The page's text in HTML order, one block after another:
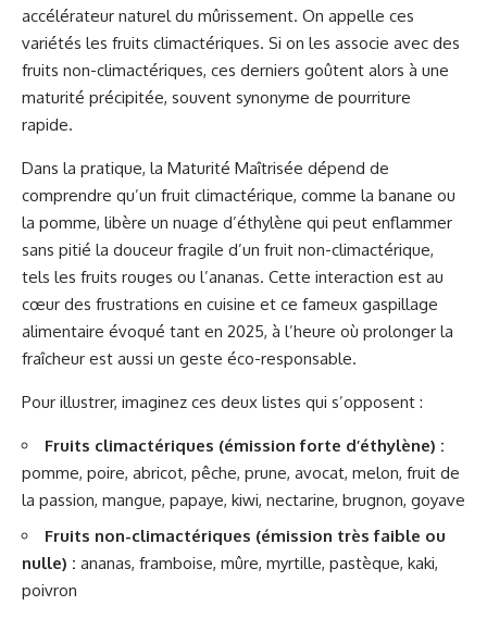
accélérateur naturel du mûrissement. On appelle ces
variétés les fruits climactériques. Si on les associe avec des
fruits non-climactériques, ces derniers goûtent alors à une
maturité précipitée, souvent synonyme de pourriture
rapide.
Dans la pratique, la Maturité Maîtrisée dépend de
comprendre qu’un fruit climactérique, comme la banane ou
la pomme, libère un nuage d’éthylène qui peut enflammer
sans pitié la douceur fragile d’un fruit non-climactérique,
tels les fruits rouges ou l’ananas. Cette interaction est au
cœur des frustrations en cuisine et ce fameux gaspillage
alimentaire évoqué tant en 2025, à l’heure où prolonger la
fraîcheur est aussi un geste éco-responsable.
Pour illustrer, imaginez ces deux listes qui s’opposent :
Fruits climactériques (émission forte d’éthylène) :
pomme, poire, abricot, pêche, prune, avocat, melon, fruit de
la passion, mangue, papaye, kiwi, nectarine, brugnon, goyave
Fruits non-climactériques (émission très faible ou
nulle) : ananas, framboise, mûre, myrtille, pastèque, kaki,
poivron